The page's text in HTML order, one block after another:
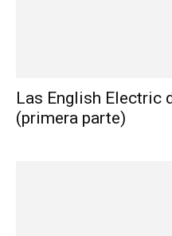
Las English Electric
(primera parte)